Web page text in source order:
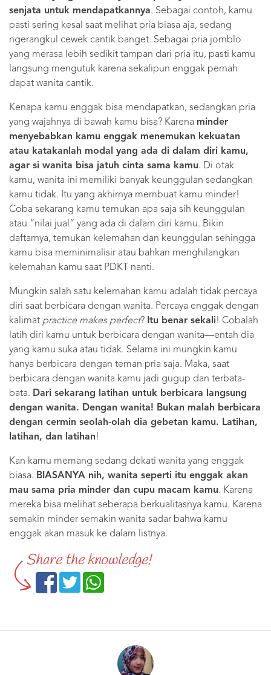
senjata untuk mendapatkannya. Sebagai contoh, kamu
pasti sering kesal saat melihat pria biasa aja, sedang
ngerangkul cewek cantik banget. Sebagai pria jomblo
yang merasa lebih sedikit tampan dari pria itu, pasti kamu
langsung mengutuk karena sekalipun enggak pernah
dapat wanita cantik.
Kenapa kamu enggak bisa mendapatkan, sedangkan pria
yang wajahnya di bawah kamu bisa? Karena minder
menyebabkan kamu enggak menemukan kekuatan
atau katakanlah modal yang ada di dalam diri kamu,
agar si wanita bisa jatuh cinta sama kamu. Di otak
kamu, wanita ini memiliki banyak keunggulan sedangkan
kamu tidak. Itu yang akhirnya membuat kamu minder!
Coba sekarang kamu temukan apa saja sih keunggulan
atau “nilai jual” yang ada di dalam diri kamu. Bikin
daftarnya, temukan kelemahan dan keunggulan sehingga
kamu bisa meminimalisir atau bahkan menghilangkan
kelemahan kamu saat PDKT nanti.
Mungkin salah satu kelemahan kamu adalah tidak percaya
diri saat berbicara dengan wanita. Percaya enggak dengan
kalimat practice makes perfect? Itu benar sekali! Cobalah
latih diri kamu untuk berbicara dengan wanita—entah dia
yang kamu suka atau tidak. Selama ini mungkin kamu
hanya berbicara dengan teman pria saja. Maka, saat
berbicara dengan wanita kamu jadi gugup dan terbata-
bata. Dari sekarang latihan untuk berbicara langsung
dengan wanita. Dengan wanita! Bukan malah berbicara
dengan cermin seolah-olah dia gebetan kamu. Latihan,
latihan, dan latihan!
Kan kamu memang sedang dekati wanita yang enggak
biasa. BIASANYA nih, wanita seperti itu enggak akan
mau sama pria minder dan cupu macam kamu. Karena
mereka bisa melihat seberapa berkualitasnya kamu. Karena
semakin minder semakin wanita sadar bahwa kamu
enggak akan masuk ke dalam listnya.
Share the knowledge!